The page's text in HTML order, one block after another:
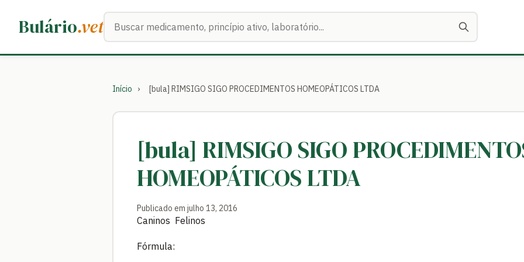
Bulário.vetBuscar medicamentos
Início › [bula] RIMSIGO SIGO PROCEDIMENTOS HOMEOPÁTICOS LTDA
[bula] RIMSIGO SIGO
HOMEOPÁTICOS LTDA
Publicado em julho 13, 2016
Caninos Felinos
Fórmula: